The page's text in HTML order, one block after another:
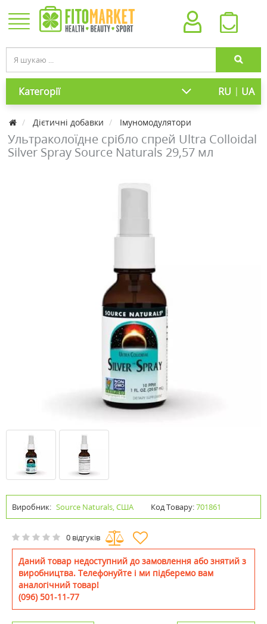
Категорії RU | UA
Дієтичні добавки Імуномодулятори
Ультраколоїдне срібло спрей Ultra Colloidal
Silver Spray Source Naturals 29,57 мл
Виробник: Source Naturals, США Код Товару:701861
0 відгуків
Даний товар недоступний до замовлення або знятий з
виробництва. Телефонуйте і ми підберемо вам
аналогічний товар!
(096) 501-11-77